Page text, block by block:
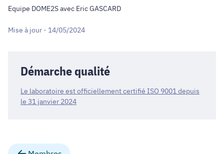
Equipe DOME2S avec Eric GASCARD
Mise à jour - 14/05/2024
Démarche qualité
Le laboratoire est officiellement certifié ISO 9001 depuis
le 31 janvier 2024